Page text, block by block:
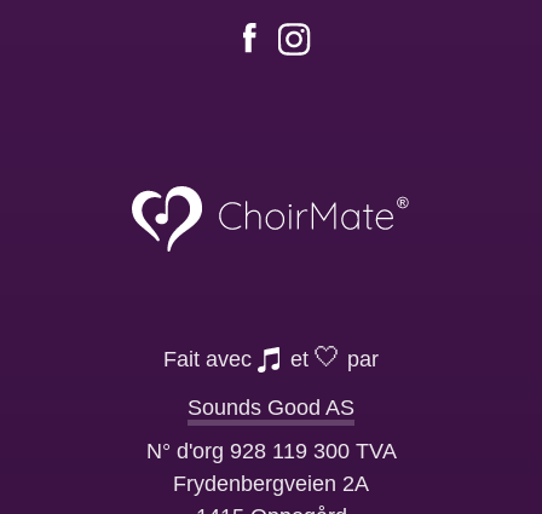
Fait avec et 🤍 par
Sounds Good AS
N° d'org 928 119 300 TVA
Frydenbergveien 2A